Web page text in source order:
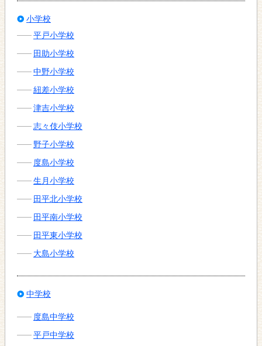
小学校
平戸小学校
田助小学校
中野小学校
紐差小学校
津吉小学校
志々伎小学校
野子小学校
度島小学校
生月小学校
田平北小学校
田平南小学校
田平東小学校
大島小学校
中学校
度島中学校
平戸中学校